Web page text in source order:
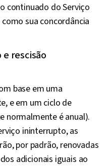
continuado do Serviço
sua concordância
e rescisão
base em uma
e em um ciclo de
normalmente é anual).
ininterrupto, as
por padrão, renovadas
adicionais iguais ao